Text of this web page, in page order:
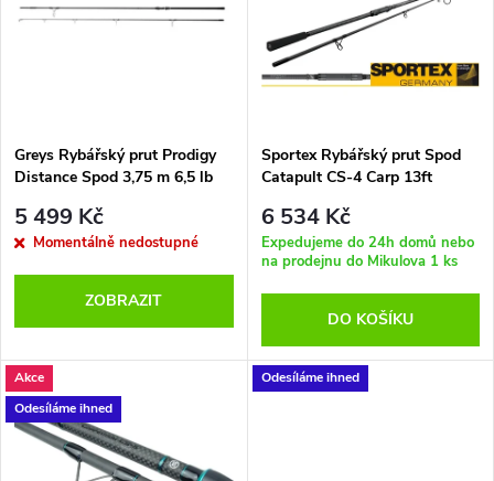
p
r
o
d
u
k
Abecedně
p
s
p
r
d
u
Greys Rybářský prut Prodigy
Distance Spod 3,75 m 6,5 lb
5 499 Kč
Momentálně nedostupné
ZOBRAZIT
Sportex Rybářský prut Spod
Catapult CS-4 Carp 13ft
6 534 Kč
Expedujeme do 24h domů nebo
na prodejnu do Mikulova 1 ks
DO KOŠÍKU
Akce
Odesíláme ihned
Odesíláme ihned